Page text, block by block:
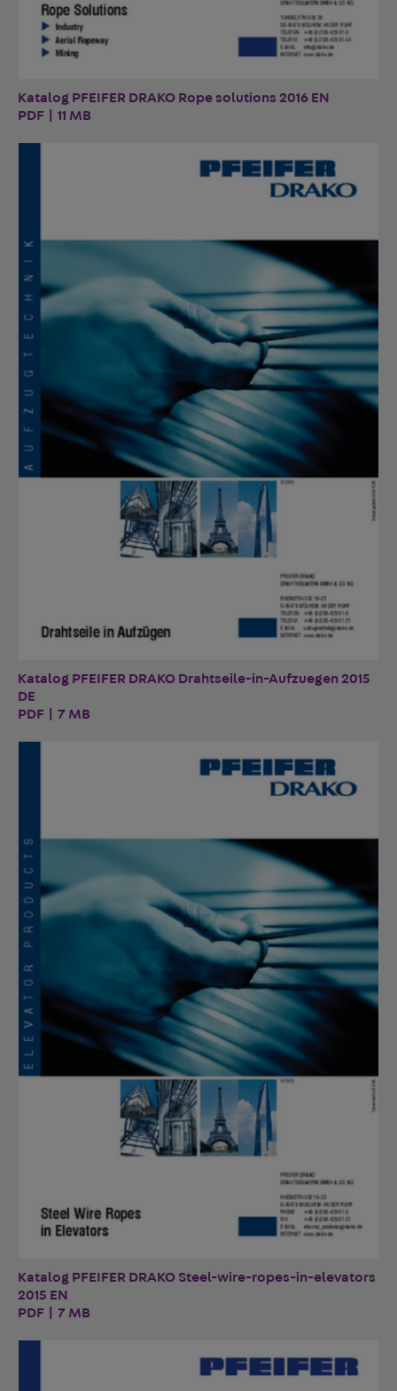
Katalog PFEIFER DRAKO Rope solutions 2016 EN
PDF | 11 MB
Katalog PFEIFER DRAKO Drahtseile-in-Aufzuegen 2015
DE
PDF | 7 MB
Katalog PFEIFER DRAKO Steel-wire-ropes-in-elevators
2015 EN
PDF | 7 MB